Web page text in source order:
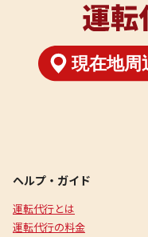
ヘルプ・ガイド
運転代行とは
運転代行の料金